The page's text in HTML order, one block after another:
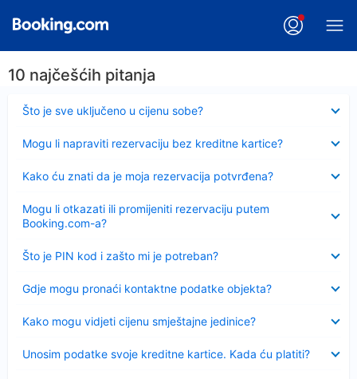
10 najčešćih pitanja
Što je sve uključeno u cijenu sobe?
Sažeto
Mogu li napraviti rezervaciju bez kreditne kartice?
Kako ću znati da je moja rezervacija potvrđena?
Mogu li otkazati ili promijeniti rezervaciju putem
Booking.com-a?
Što je PIN kod i zašto mi je potreban?
Sažeto
Gdje mogu pronaći kontaktne podatke objekta?
Kako mogu vidjeti cijenu smještajne jedinice?
Unosim podatke svoje kreditne kartice. Kada ću platiti?